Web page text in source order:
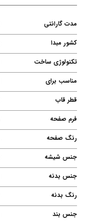
مدت گارانتی
کشور مبدا
تکنولوژی ساخت
مناسب برای
قطر قاب
فرم صفحه
رنگ صفحه
جنس شیشه
جنس بدنه
رنگ بدنه
جنس بند